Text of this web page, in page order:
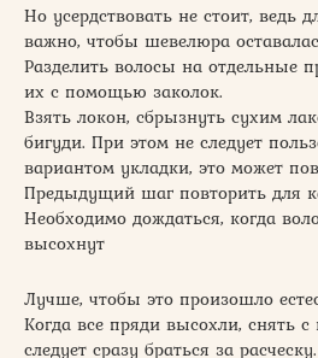
Но усердствовать не стоит, ведь
важно, чтобы шевелюра
Разделить волосы на отдельные
их с помощью заколок.
Взять локон, сбрызнуть сухим
бигуди. При этом не следует
вариантом укладки, это может
Предыдущий шаг повторить для
Необходимо дождаться, когда
высохнут
Лучше, чтобы это произошло
Когда все пряди высохли, снять
следует сразу браться за